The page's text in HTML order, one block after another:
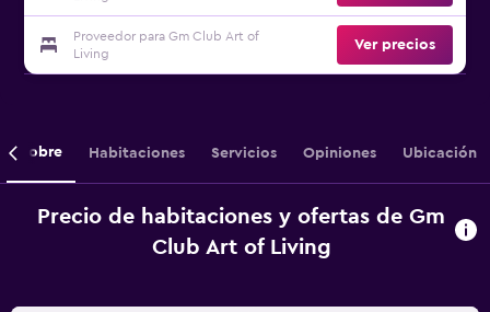
Proveedor para Gm Club Art of
Living
Ver precios
Sobre Habitaciones Servicios Opiniones Ubicación
Precio de habitaciones y ofertas de Gm
Club Art of Living